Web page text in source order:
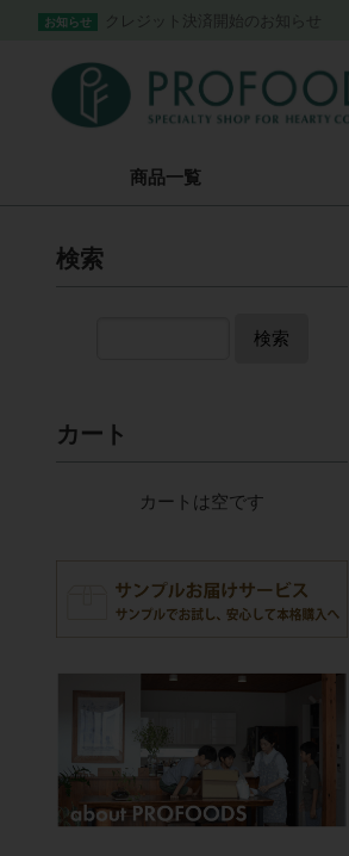
お知らせ クレジット決済開始のお知らせ
商品一覧
検索
検索
カート
カートは空です